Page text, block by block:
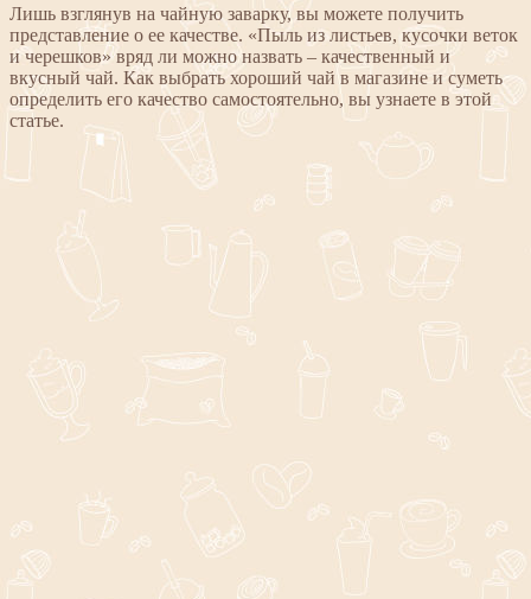
Лишь взглянув на чайную заварку, вы можете получить
представление о ее качестве. «Пыль из листьев, кусочки веток
и черешков» вряд ли можно назвать – качественный и
вкусный чай. Как выбрать хороший чай в магазине и суметь
определить его качество самостоятельно, вы узнаете в этой
статье.